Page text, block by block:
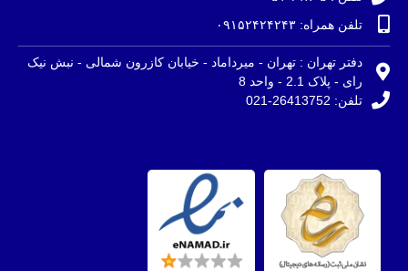
تلفن همراه: ۰۹۱۵۲۴۲۴۲۴۳
دفتر تهران : تهران - میرداماد - خیابان کازرون شمالی - نبش نیک
رای - پلاک 2.1 - واحد 8
تلفن: 26413752-021